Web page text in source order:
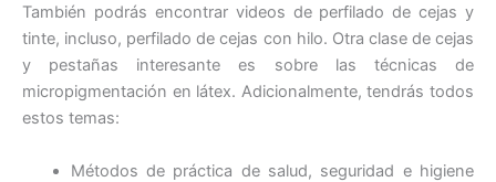
También podrás encontrar videos de perfilado de cejas y
tinte, incluso, perfilado de cejas con hilo. Otra clase de cejas
y pestañas interesante es sobre las técnicas de
micropigmentación en látex. Adicionalmente, tendrás todos
estos temas:
Métodos de práctica de salud, seguridad e higiene